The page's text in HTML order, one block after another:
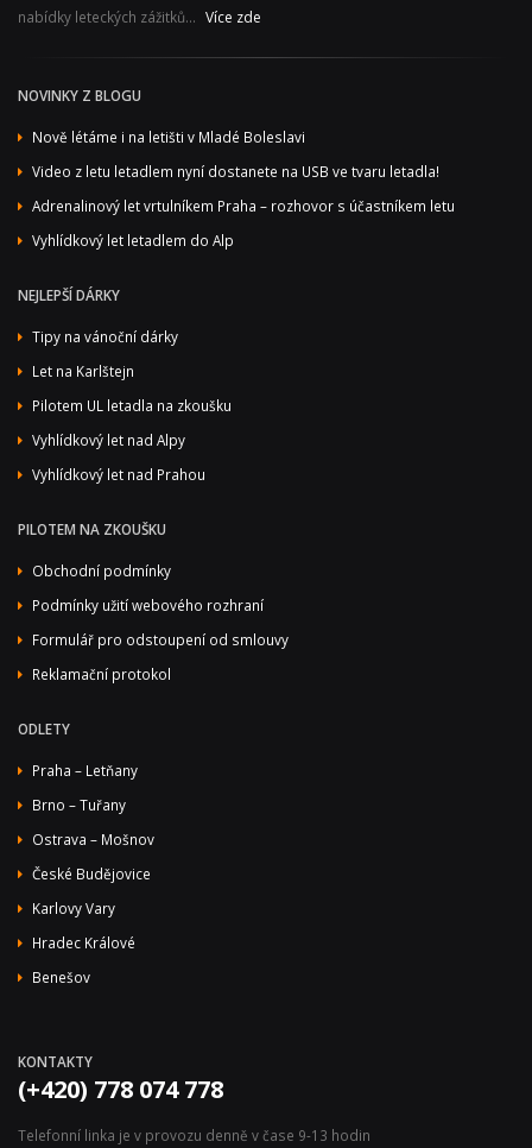
nabídky leteckých zážitků... Více zde
NOVINKY Z BLOGU
Nově létáme i na letišti v Mladé Boleslavi
Video z letu letadlem nyní dostanete na USB ve tvaru letadla!
Adrenalinový let vrtulníkem Praha – rozhovor s účastníkem letu
Vyhlídkový let letadlem do Alp
NEJLEPŠÍ DÁRKY
Tipy na vánoční dárky
Let na Karlštejn
Pilotem UL letadla na zkoušku
Vyhlídkový let nad Alpy
Vyhlídkový let nad Prahou
PILOTEM NA ZKOUŠKU
Obchodní podmínky
Podmínky užití webového rozhraní
Formulář pro odstoupení od smlouvy
Reklamační protokol
ODLETY
Praha – Letňany
Brno – Tuřany
Ostrava – Mošnov
České Budějovice
Karlovy Vary
Hradec Králové
Benešov
KONTAKTY
(+420) 778 074 778
Telefonní linka je v provozu denně v čase 9-13 hodin